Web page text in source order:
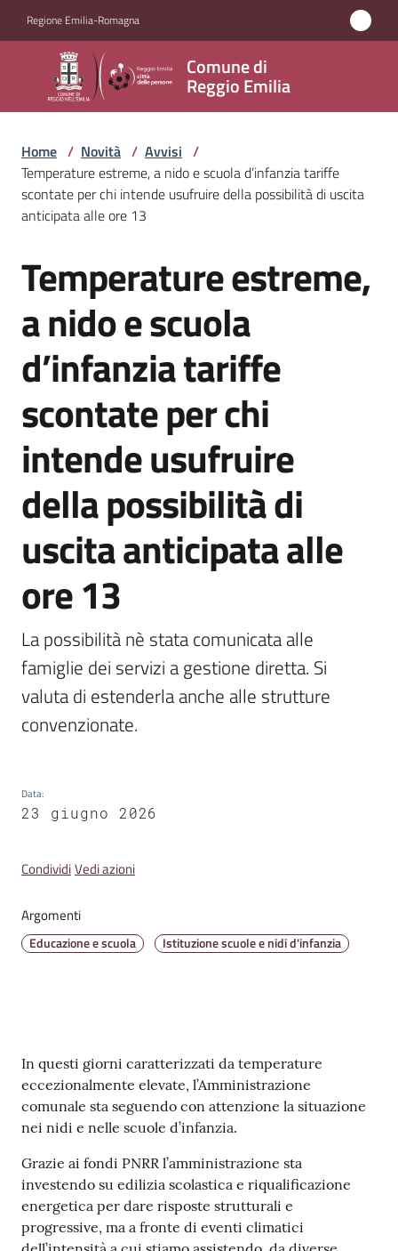
Regione Emilia-Romagna
Comune di
Reggio Emilia
Comune
di
Reggio
Emilia
Amministrazione
Servizi
Novità
Menu selezionato
Vivere
Reggio
Emilia
Tutti
gli
argomenti
T
u
r
i
s
m
o
E
v
t
Home / Novità / Avvisi /
Temperature estreme, a nido e scuola d’infanzia tariffe
scontate per chi intende usufruire della possibilità di uscita
anticipata alle ore 13
Salta al contenuto
Temperature estreme,
a nido e scuola
d’infanzia tariffe
scontate per chi
intende usufruire
della possibilità di
uscita anticipata alle
ore 13
La possibilità nè stata comunicata alle
famiglie dei servizi a gestione diretta. Si
valuta di estenderla anche alle strutture
convenzionate.
Data:
23 giugno 2026
CondividiVedi azioni
Argomenti
Educazione e scuola Istituzione scuole e nidi d'infanzia
Contenuto
In questi giorni caratterizzati da temperature
eccezionalmente elevate, l’Amministrazione
comunale sta seguendo con attenzione la situazione
nei nidi e nelle scuole d’infanzia.
Grazie ai fondi PNRR l’amministrazione sta
investendo su edilizia scolastica e riqualificazione
energetica per dare risposte strutturali e
progressive, ma a fronte di eventi climatici